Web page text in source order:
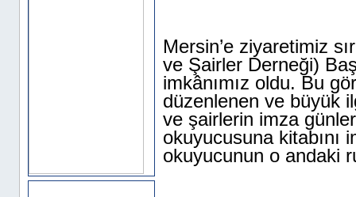
Mersin’e ziyaretimiz
ve Şairler Derneği)
imkânımız oldu. Bu
düzenlenen ve büyük
ve şairlerin imza
okuyucusuna kitabını
okuyucunun o andaki